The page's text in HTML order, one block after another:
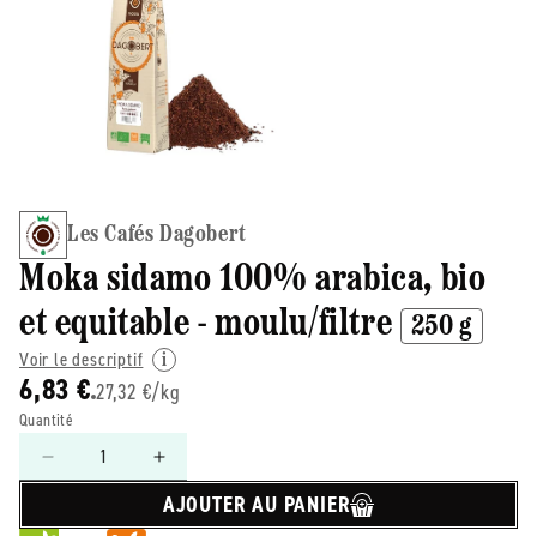
Les Cafés Dagobert
Moka sidamo 100% arabica, bio
et equitable - moulu/filtre
250 g
Voir le descriptif
6,83 € 27,32 €/kg
Quantité
Réduire
Augmenter
la
quantité
AJOUTER AU PANIER